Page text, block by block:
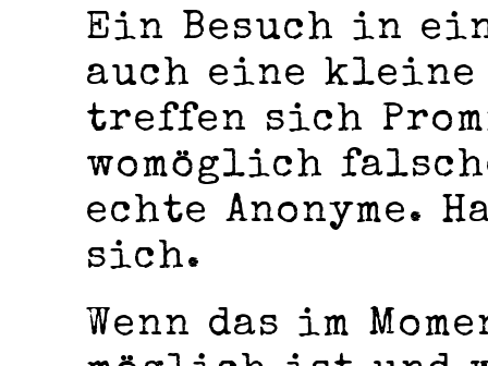
Ein Besuch in
auch eine kleine
treffen sich
womöglich
echte Anonyme.
sich.
Wenn das im